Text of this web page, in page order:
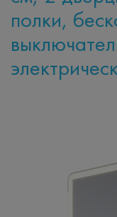
полки,